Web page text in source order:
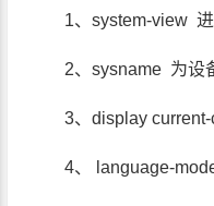
1、system-view
2、sysname 为设
3、display
4、 language-